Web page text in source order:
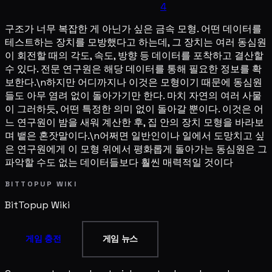
4
구조가 너무 복잡한 게 아닌가 싶은 금속 모형. 어떤 데이터를
테스트하는 장치를 모방했다고 하는데, 그 장치는 여러 동심원
이 회전할 때의 각도, 속도, 방향 등 데이터를 포착하고 결산할
수 있다. 전문 연구원은 해당 데이터를 통해 필요한 정보를 확
보한다.\n하지만 어디까지나 이것은 모형이기 때문에 동심원
들도 아무 염려 없이 돌아가기만 한다. 마치 자연의 여러 사물
이 그러하듯, 어떤 특정한 의미 없이 돌아갈 뿐이다. 이것은 어
느 연구원이 밤을 새워 계산한 후, 집 안의 장치 모형을 바라보
며 뱉은 혼잣말이다.\n어쩌면 일반인이나 일에서 도망치고 싶
은 연구원에게 이 모형 위에서 평화롭게 돌아가는 동심원은 그
파악할 수도 없는 데이터들보다 훨씬 매력적일 것이다
BITTOPUP WIKI
BitTopup Wiki
게임 충전 게임 뉴스